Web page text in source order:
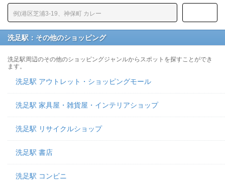
洗足駅：その他のショッピング
洗足駅周辺のその他のショッピングジャンルからスポットを探すことができ
ます。
洗足駅 アウトレット・ショッピングモール
洗足駅 家具屋・雑貨屋・インテリアショップ
洗足駅 リサイクルショップ
洗足駅 書店
洗足駅 コンビニ